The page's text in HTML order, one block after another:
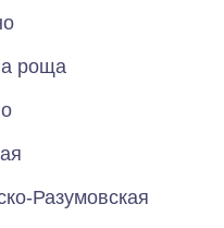
роща
Разумовская